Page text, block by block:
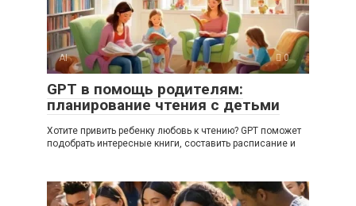
AI 0
GPT в помощь родителям:
планирование чтения с детьми
Хотите привить ребенку любовь к чтению? GPT поможет
подобрать интересные книги, составить расписание и